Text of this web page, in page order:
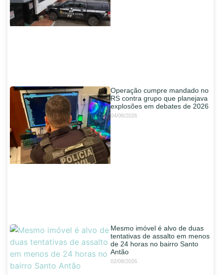
Operação cumpre mandado no
RS contra grupo que planejava
explosões em debates de 2026
04/08/2026
Mesmo imóvel é alvo de duas
tentativas de assalto em menos
de 24 horas no bairro Santo
Antão
02/08/2026